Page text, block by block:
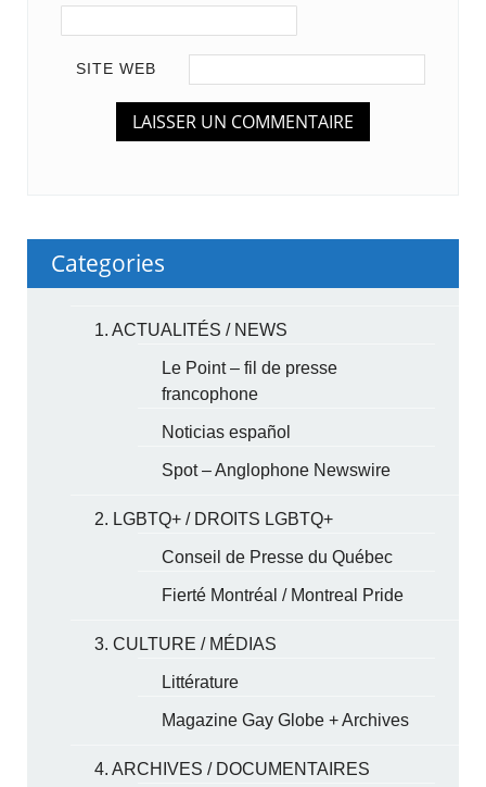
SITE WEB
Categories
1. ACTUALITÉS / NEWS
Le Point – fil de presse
francophone
Noticias español
Spot – Anglophone Newswire
2. LGBTQ+ / DROITS LGBTQ+
Conseil de Presse du Québec
Fierté Montréal / Montreal Pride
3. CULTURE / MÉDIAS
Littérature
Magazine Gay Globe + Archives
4. ARCHIVES / DOCUMENTAIRES